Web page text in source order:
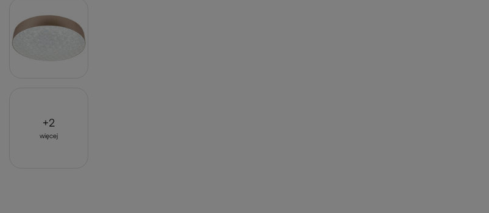
+2
więcej